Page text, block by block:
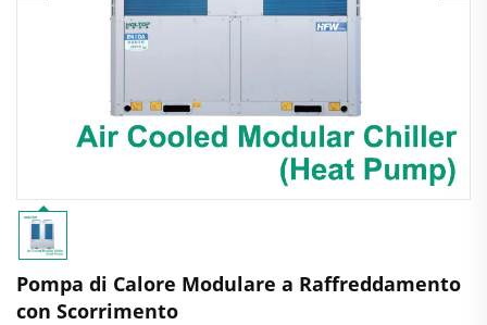
Pompa di Calore Modulare a Raffreddamento
con Scorrimento